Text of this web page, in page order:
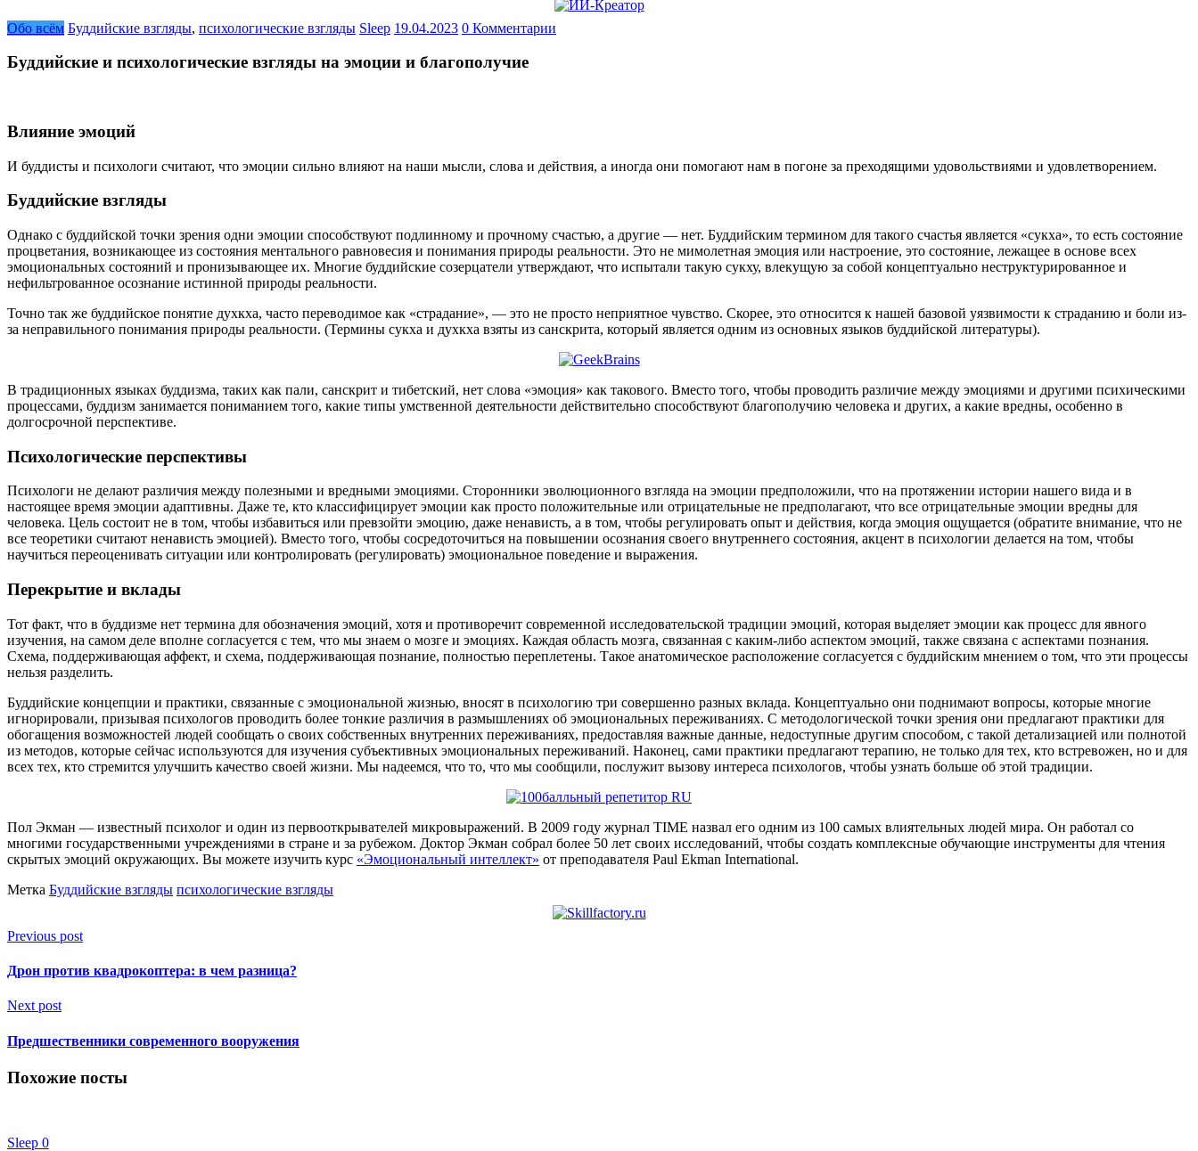
Обо всём Буддийские взгляды, психологические взгляды Sleep 19.04.2023 0 Комментарии
Буддийские и психологические взгляды на эмоции и благополучие
Влияние эмоций
И буддисты и психологи считают, что эмоции сильно влияют на наши мысли, слова и действия, а иногда они помогают нам в погоне за преходящими удовольствиями и удовлетворением.
Буддийские взгляды
Однако с буддийской точки зрения одни эмоции способствуют подлинному и прочному счастью, а другие — нет. Буддийским термином для такого счастья является «сукха», то есть состояние
процветания, возникающее из состояния ментального равновесия и понимания природы реальности. Это не мимолетная эмоция или настроение, это состояние, лежащее в основе всех
эмоциональных состояний и пронизывающее их. Многие буддийские созерцатели утверждают, что испытали такую ​​сукху, влекущую за собой концептуально неструктурированное и
нефильтрованное осознание истинной природы реальности.
Точно так же буддийское понятие духкха, часто переводимое как «страдание», — это не просто неприятное чувство. Скорее, это относится к нашей базовой уязвимости к страданию и боли из-
за неправильного понимания природы реальности. (Термины сукха и духкха взяты из санскрита, который является одним из основных языков буддийской литературы).
В традиционных языках буддизма, таких как пали, санскрит и тибетский, нет слова «эмоция» как такового. Вместо того, чтобы проводить различие между эмоциями и другими психическими
процессами, буддизм занимается пониманием того, какие типы умственной деятельности действительно способствуют благополучию человека и других, а какие вредны, особенно в
долгосрочной перспективе.
Психологические перспективы
Психологи не делают различия между полезными и вредными эмоциями. Сторонники эволюционного взгляда на эмоции предположили, что на протяжении истории нашего вида и в
настоящее время эмоции адаптивны. Даже те, кто классифицирует эмоции как просто положительные или отрицательные не предполагают, что все отрицательные эмоции вредны для
человека. Цель состоит не в том, чтобы избавиться или превзойти эмоцию, даже ненависть, а в том, чтобы регулировать опыт и действия, когда эмоция ощущается (обратите внимание, что не
все теоретики считают ненависть эмоцией). Вместо того, чтобы сосредоточиться на повышении осознания своего внутреннего состояния, акцент в психологии делается на том, чтобы
научиться переоценивать ситуации или контролировать (регулировать) эмоциональное поведение и выражения.
Перекрытие и вклады
Тот факт, что в буддизме нет термина для обозначения эмоций, хотя и противоречит современной исследовательской традиции эмоций, которая выделяет эмоции как процесс для явного
изучения, на самом деле вполне согласуется с тем, что мы знаем о мозге и эмоциях. Каждая область мозга, связанная с каким-либо аспектом эмоций, также связана с аспектами познания.
Схема, поддерживающая аффект, и схема, поддерживающая познание, полностью переплетены. Такое анатомическое расположение согласуется с буддийским мнением о том, что эти процессы
нельзя разделить.
Буддийские концепции и практики, связанные с эмоциональной жизнью, вносят в психологию три совершенно разных вклада. Концептуально они поднимают вопросы, которые многие
игнорировали, призывая психологов проводить более тонкие различия в размышлениях об эмоциональных переживаниях. С методологической точки зрения они предлагают практики для
обогащения возможностей людей сообщать о своих собственных внутренних переживаниях, предоставляя важные данные, недоступные другим способом, с такой детализацией или полнотой
из методов, которые сейчас используются для изучения субъективных эмоциональных переживаний. Наконец, сами практики предлагают терапию, не только для тех, кто встревожен, но и для
всех тех, кто стремится улучшить качество своей жизни. Мы надеемся, что то, что мы сообщили, послужит вызову интереса психологов, чтобы узнать больше об этой традиции.
Пол Экман — известный психолог и один из первооткрывателей микровыражений. В 2009 году журнал TIME назвал его одним из 100 самых влиятельных людей мира. Он работал со
многими государственными учреждениями в стране и за рубежом. Доктор Экман собрал более 50 лет своих исследований, чтобы создать комплексные обучающие инструменты для чтения
скрытых эмоций окружающих. Вы можете изучить курс «Эмоциональный интеллект» от преподавателя Paul Ekman International.
Метка Буддийские взгляды психологические взгляды
Previous post
Дрон против квадрокоптера: в чем разница?
Next post
Предшественники современного вооружения
Похожие посты
Sleep 0